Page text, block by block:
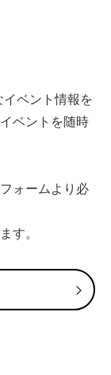
ベント情報を
ベントを随時
ォームより必
す。